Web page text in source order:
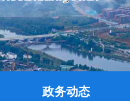
政务动态